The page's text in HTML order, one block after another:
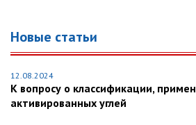
Новые статьи
12.08.2024
К вопросу о классификации,
активированных углей